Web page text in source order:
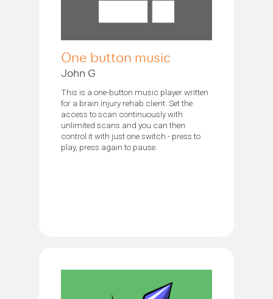
One button music
John G
This is a one-button music player written
for a brain injury rehab client. Set the
access to scan continuously with
unlimited scans and you can then
control it with just one switch - press to
play, press again to pause.